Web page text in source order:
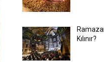
Kılınır?